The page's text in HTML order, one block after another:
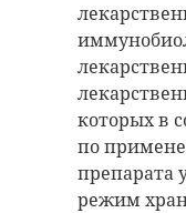
которых в
по
препарата
режим